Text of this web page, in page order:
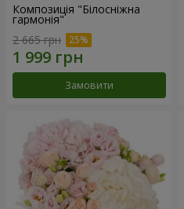
Композиція "Білосніжна
гармонія"
2 665 грн
Замовити